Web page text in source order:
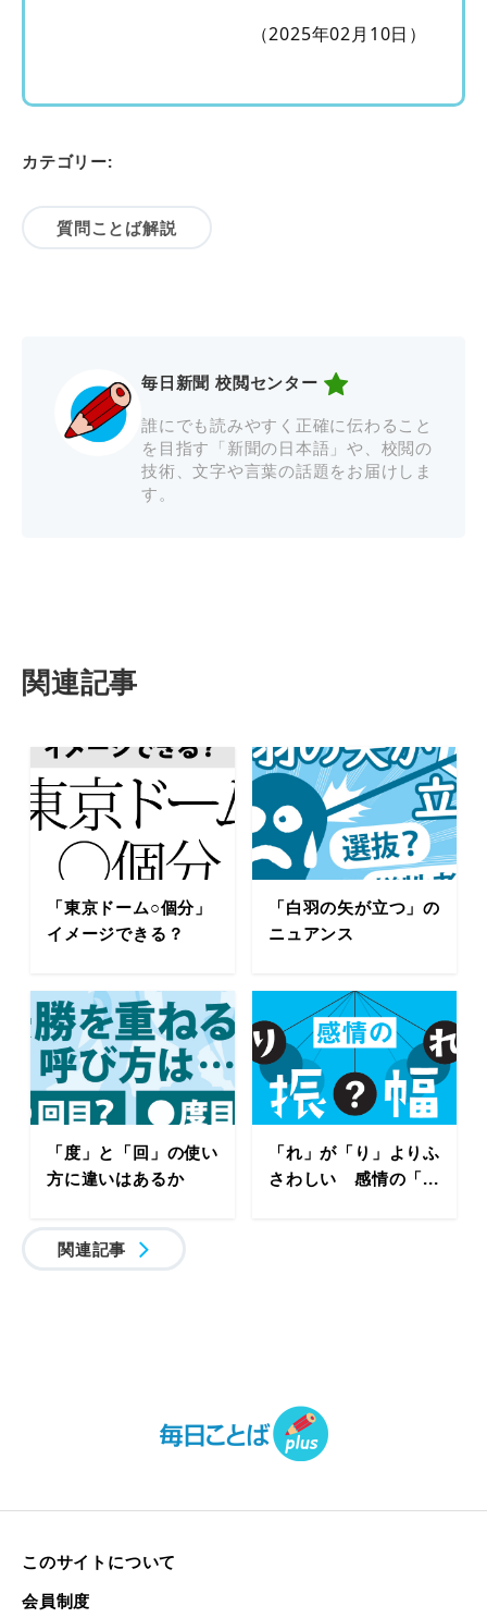
（2025年02月10日）
カテゴリー:
質問ことば解説
毎日新聞 校閲センター
誰にでも読みやすく正確に伝わること
を目指す「新聞の日本語」や、校閲の
技術、文字や言葉の話題をお届けしま
す。
関連記事
「東京ドーム○個分」
イメージできる？
「白羽の矢が立つ」の
ニュアンス
「度」と「回」の使い
方に違いはあるか
「れ」が「り」よりふ
さわしい 感情の「...
関連記事
このサイトについて
会員制度